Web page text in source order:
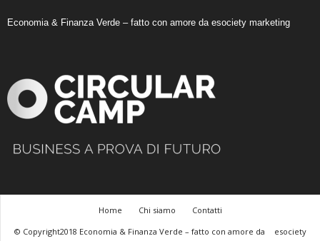
Economia & Finanza Verde – fatto con amore da esociety marketing
Home Chi siamo
Contatti
© Copyright2018 Economia & Finanza Verde – fatto con amore da
esociety